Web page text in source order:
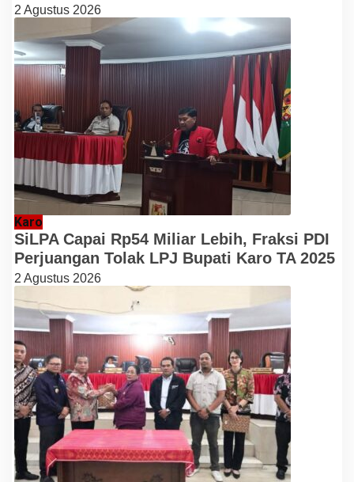
2 Agustus 2026
Karo
SiLPA Capai Rp54 Miliar Lebih, Fraksi PDI
Perjuangan Tolak LPJ Bupati Karo TA 2025
2 Agustus 2026